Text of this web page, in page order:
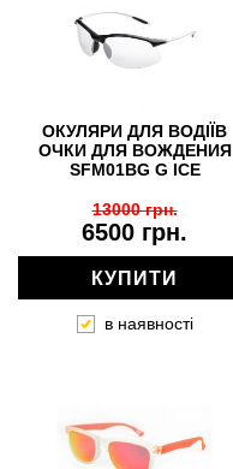
ОКУЛЯРИ ДЛЯ ВОДІЇВ
ОЧКИ ДЛЯ ВОЖДЕНИЯ
SFM01BG G ICE
6500 грн.
13000 грн.
КУПИТИ
в наявності